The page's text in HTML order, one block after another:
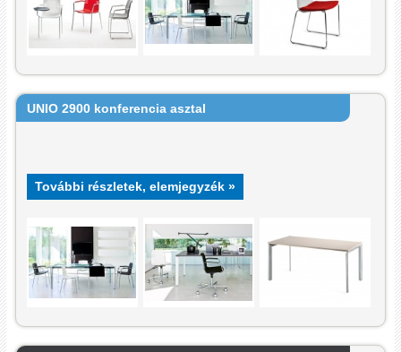
UNIO 2900 konferencia asztal
További részletek, elemjegyzék »